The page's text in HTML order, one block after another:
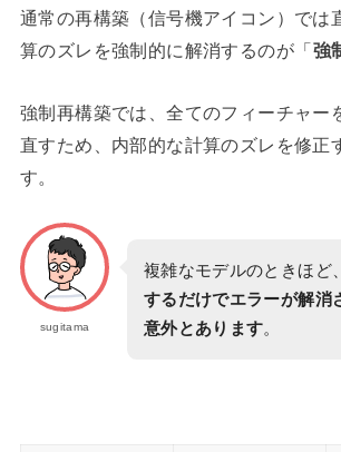
通常の再構築（信号機アイコン）では
算のズレを強制的に解消するのが「 強
強制再構築では、全てのフィーチャー
直すため、内部的な計算のズレを修正
す。
sugitama
複雑なモデルのときほど
するだけでエラーが解消
意外とあります。